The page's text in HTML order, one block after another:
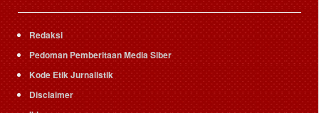
Redaksi
Pedoman Pemberitaan Media Siber
Kode Etik Jurnalistik
Disclaimer